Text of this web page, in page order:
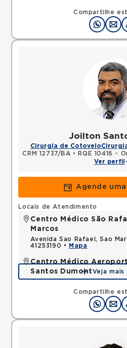
Compartilhe
Joilton
Cirurgia de Cotovelo
CRM 12737/BA •
RQE 10416 -
Ver perfil
Agende
Compartilhe
Locais de Atendimento
Centro Médico São
Marcos
Avenida Sao Rafael, Sao
41253190 •
Mapa
Centro Médico
Santos Dumont
Avenida Santos Dumont,
BA, 42702400 •
Mapa
Veja mais